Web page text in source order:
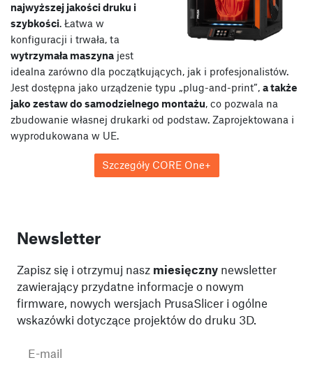
najwyższej jakości druku i
szybkości. Łatwa w
konfiguracji i trwała, ta
wytrzymała maszyna jest
idealna zarówno dla początkujących, jak i profesjonalistów.
Jest dostępna jako urządzenie typu „plug-and-print”, a także
jako zestaw do samodzielnego montażu, co pozwala na
zbudowanie własnej drukarki od podstaw. Zaprojektowana i
wyprodukowana w UE.
Szczegóły CORE One+
Newsletter
Zapisz się i otrzymuj nasz miesięczny newsletter
zawierający przydatne informacje o nowym
firmware, nowych wersjach PrusaSlicer i ogólne
wskazówki dotyczące projektów do druku 3D.